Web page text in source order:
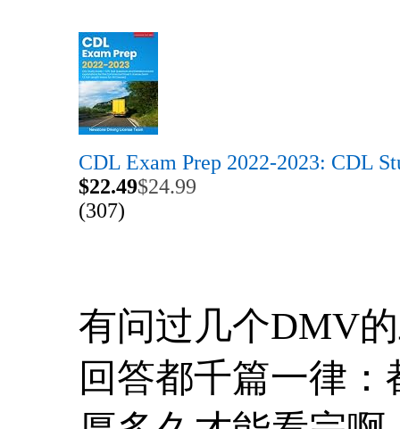
CDL Exam Prep 2022-2023: CDL
$22.49$24.99
(307)
有问过几个DMV
回答都千篇一律